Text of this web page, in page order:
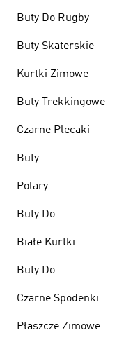
Buty Do Rugby
Buty Skaterskie
Kurtki Zimowe
Buty Trekkingowe
Czarne Plecaki
Buty
Polary
Buty Do
Ciężarów
Białe Kurtki
Buty Do
Czarne Spodenki
Płaszcze Zimowe